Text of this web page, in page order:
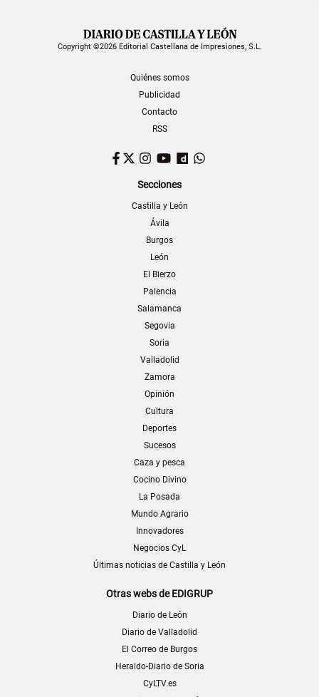
Copyright ©2026 Editorial Castellana de Impresiones, S.L.
Quiénes somos
Publicidad
Contacto
RSS
Facebook
TwitterInstagram
YouTubeDailymotion
Secciones
Castilla y León
Ávila
Burgos
León
El Bierzo
Palencia
Salamanca
Segovia
Soria
Valladolid
Zamora
Opinión
Cultura
Deportes
Sucesos
Caza y pesca
Cocino Divino
La Posada
Mundo Agrario
Innovadores
Negocios CyL
Últimas noticias de Castilla y León
Otras webs de EDIGRUP
Diario de León
Diario de Valladolid
El Correo de Burgos
Heraldo-Diario de Soria
CyLTV.es